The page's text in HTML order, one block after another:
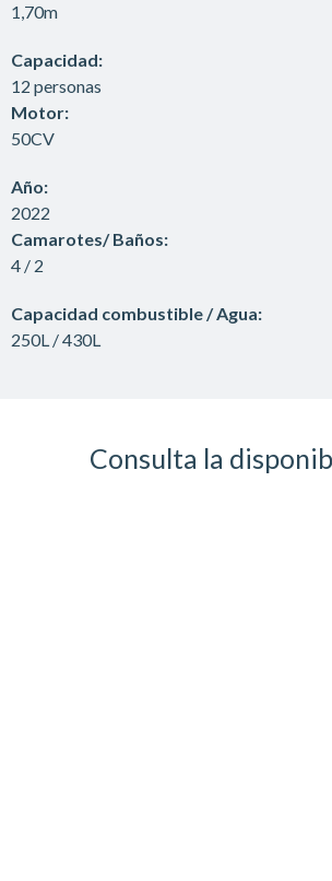
1,70m
Capacidad:
12 personas
Motor:
50CV
Año:
2022
Camarotes/ Baños:
4 / 2
Capacidad combustible / Agua:
250L / 430L
Consulta la